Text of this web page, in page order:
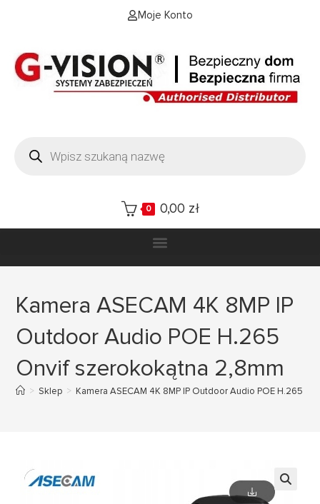
Moje Konto
0 0,00 zł
Kamera ASECAM 4K 8MP IP
Outdoor Audio POE H.265
Onvif szerokokątna 2,8mm
> Sklep > Kamera ASECAM 4K 8MP IP Outdoor Audio POE H.265